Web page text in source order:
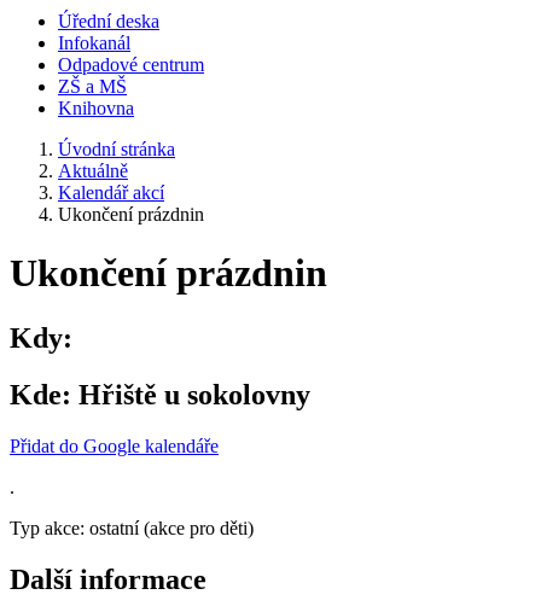
Úřední deska
Infokanál
Odpadové centrum
ZŠ a MŠ
Knihovna
Úvodní stránka
Aktuálně
Kalendář akcí
Ukončení prázdnin
Ukončení prázdnin
Kdy:
Kde: Hřiště u sokolovny
Přidat do Google kalendáře
.
Typ akce: ostatní (akce pro děti)
Další informace